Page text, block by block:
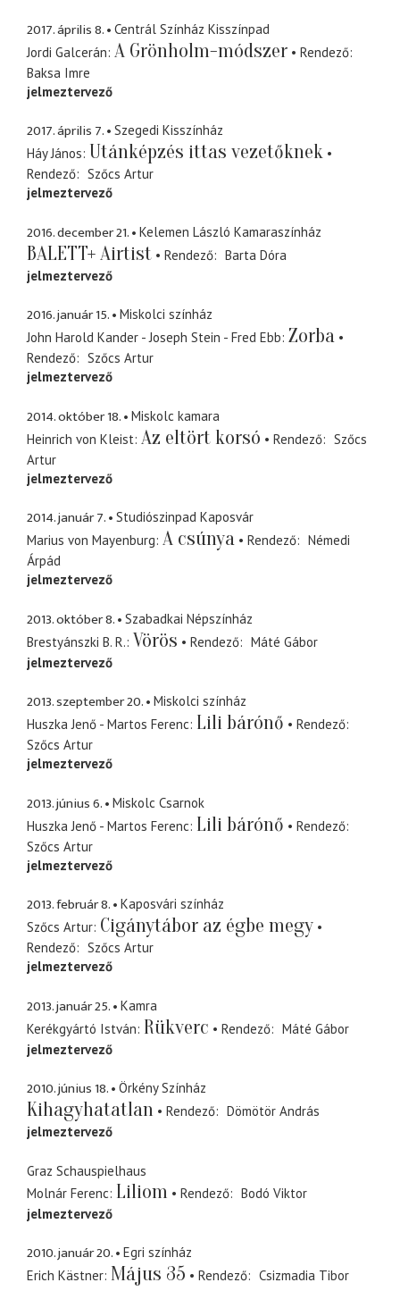
2017. április 8.
Centrál Színház Kisszínpad
Jordi Galcerán A Grönholm-módszer
Rendező
Baksa Imre
jelmeztervező
2017. április 7.
Szegedi Kisszínház
Háy János Utánképzés ittas vezetőknek
Rendező
Szőcs Artur
jelmeztervező
2016. december 21. Kelemen László Kamaraszínház
BALETT+ Airtist Rendező
Barta Dóra
jelmeztervező
2016. január 15.
Miskolci színház
John Harold Kander - Joseph Stein - Fred Ebb Zorba
Rendező
Szőcs Artur
jelmeztervező
2014. október 18.
Miskolc kamara
Heinrich von Kleist Az eltört korsó Rendező
Szőcs
Artur
jelmeztervező
2014. január 7.
Studiószinpad Kaposvár
Marius von Mayenburg A csúnya Rendező
Némedi
Árpád
jelmeztervező
2013. október 8.
Szabadkai Népszínház
Brestyánszki B. R. Vörös Rendező
Máté Gábor
jelmeztervező
2013. szeptember 20.
Miskolci színház
Huszka Jenő - Martos Ferenc Lili bárónő
Rendező
Szőcs Artur
jelmeztervező
2013. június 6.
Miskolc Csarnok
Huszka Jenő - Martos Ferenc Lili bárónő
Rendező
Szőcs Artur
jelmeztervező
2013. február 8.
Kaposvári színház
Szőcs Artur Cigánytábor az égbe megy
Rendező
Szőcs Artur
jelmeztervező
2013. január 25.
Kamra
Kerékgyártó István Rükverc Rendező
Máté Gábor
jelmeztervező
2010. június 18. Örkény Színház
Kihagyhatatlan Rendező
Dömötör András
jelmeztervező
Graz Schauspielhaus
Molnár Ferenc Liliom Rendező
Bodó Viktor
jelmeztervező
2010. január 20.
Egri színház
Erich Kästner Május 35 Rendező
Csizmadia Tibor